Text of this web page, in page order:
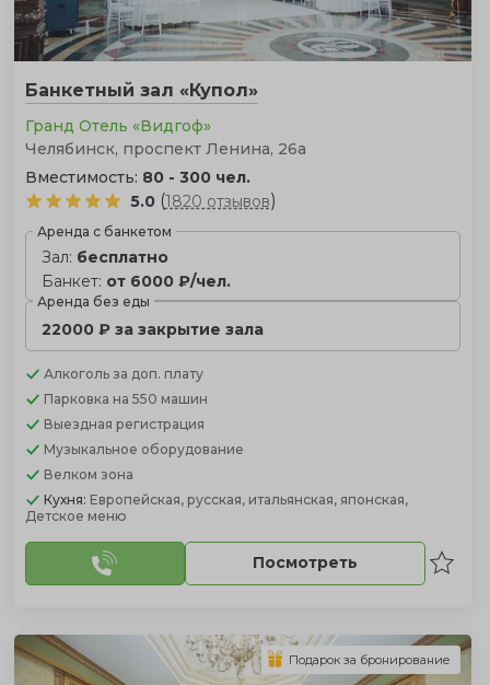
Банкетный зал «Купол»
Гранд Отель «Видгоф»
Челябинск, проспект Ленина, 26а
Вместимость: 80 - 300 чел.
5.0 (1820 отзывов)
Аренда с банкетом
Зал: бесплатно
Банкет: от 6000 ₽/чел.
Аренда без еды
22000 ₽ за закрытие зала
Алкоголь за доп. плату
Парковка на 550 машин
Выездная регистрация
Музыкальное оборудование
Велком зона
Кухня: Европейская, русская, итальянская, японская,
Детское меню
Посмотреть
Подарок за бронирование